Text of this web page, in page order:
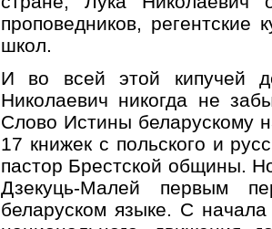
проповедников, регентские
школ.
И во всей этой кипучей
Николаевич никогда не
Слово Истины беларускому
17 книжек с польского и
пастор Брестской общины.
Дзекуць-Малей первым
беларуском языке. С